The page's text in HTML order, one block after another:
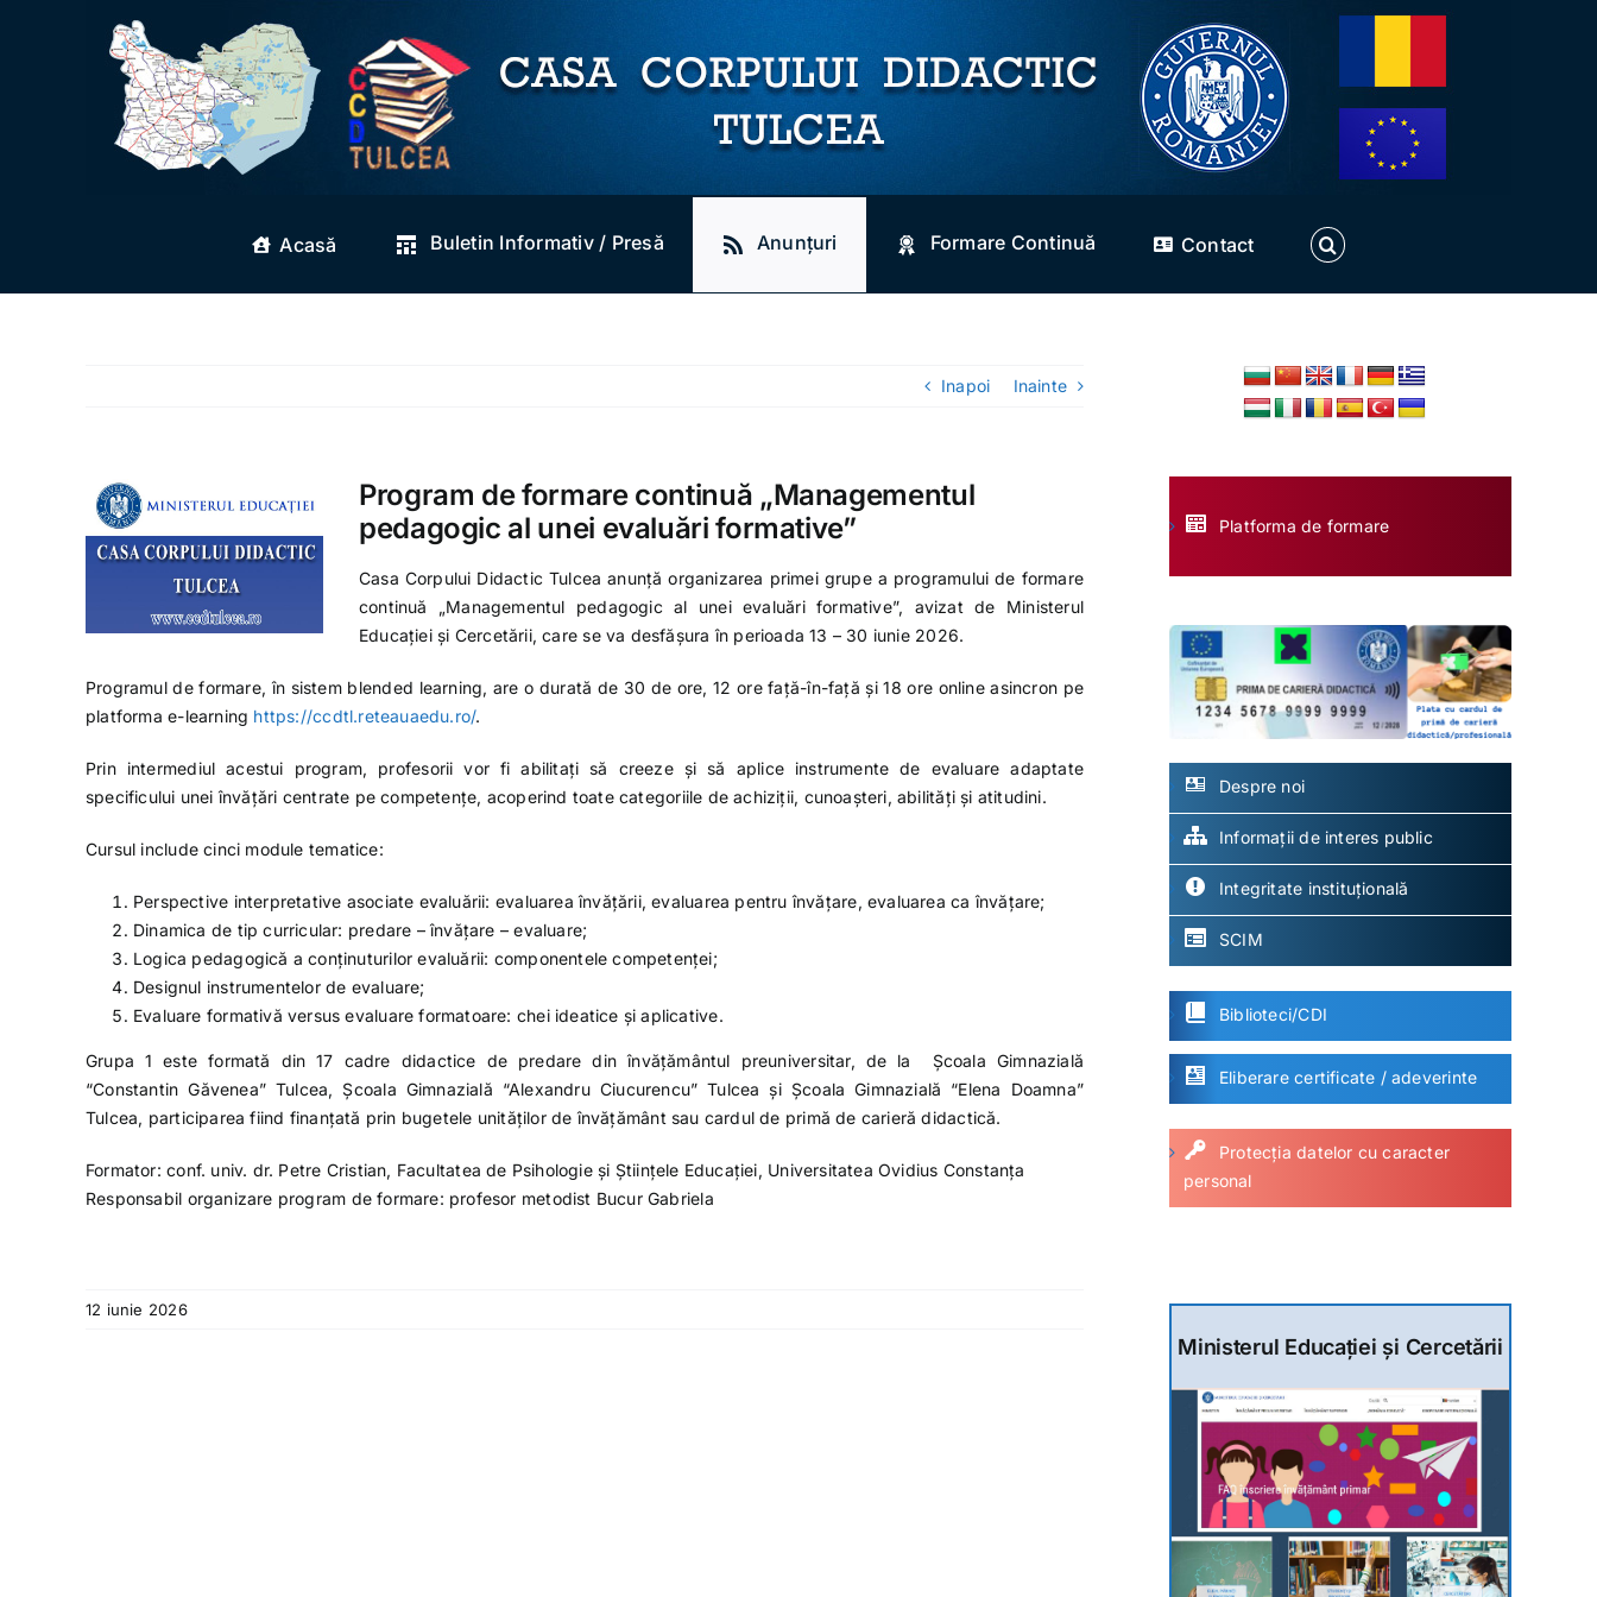
Acasă Buletin Informativ / Presă Anunțuri Formare Continuă Contact
Inapoi Inainte
Program de formare continuă „Managementul
pedagogic al unei evaluări formative”
Casa Corpului Didactic Tulcea anunță organizarea primei grupe a programului de formare
continuă „Managementul pedagogic al unei evaluări formative”, avizat de Ministerul
Educației și Cercetării, care se va desfășura în perioada 13 – 30 iunie 2026.
Programul de formare, în sistem blended learning, are o durată de 30 de ore, 12 ore față-în-față și 18 ore online asincron pe
platforma e-learning https://ccdtl.reteauaedu.ro/.
Prin intermediul acestui program, profesorii vor fi abilitați să creeze și să aplice instrumente de evaluare adaptate
specificului unei învățări centrate pe competențe, acoperind toate categoriile de achiziții, cunoașteri, abilități și atitudini.
Cursul include cinci module tematice:
Perspective interpretative asociate evaluării: evaluarea învățării, evaluarea pentru învățare, evaluarea ca învățare;
Dinamica de tip curricular: predare – învățare – evaluare;
Logica pedagogică a conținuturilor evaluării: componentele competenței;
Designul instrumentelor de evaluare;
Evaluare formativă versus evaluare formatoare: chei ideatice și aplicative.
Grupa 1 este formată din 17 cadre didactice de predare din învățământul preuniversitar, de la Școala Gimnazială
“Constantin Găvenea” Tulcea, Școala Gimnazială “Alexandru Ciucurencu” Tulcea și Școala Gimnazială “Elena Doamna”
Tulcea, participarea fiind finanțată prin bugetele unităților de învățământ sau cardul de primă de carieră didactică.
Formator: conf. univ. dr. Petre Cristian, Facultatea de Psihologie și Științele Educației, Universitatea Ovidius Constanța
Responsabil organizare program de formare: profesor metodist Bucur Gabriela
12 iunie 2026
Platforma de formare
Despre noi
Informații de interes public
Integritate instituțională
SCIM
Biblioteci/CDI
Eliberare certificate / adeverinte
Protecția datelor cu caracter
personal
Ministerul Educației și Cercetării